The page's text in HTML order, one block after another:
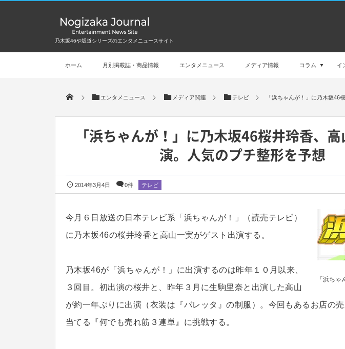
乃木坂46や坂道シリーズのエンタメニュースサイト
ホーム 月別掲載誌・商品情報 エンタメニュース メディア情報 コラム イ
エンタメニュース メディア関連 テレビ 「浜ちゃんが！」に乃木坂46
「浜ちゃんが！」に乃木坂46桜井玲香、
演。人気のプチ整形を予想
2014年3月4日 0件 テレビ
「浜ちゃ
今月６日放送の日本テレビ系「浜ちゃんが！」（読売テレビ）
に乃木坂46の桜井玲香と高山一実がゲスト出演する。
乃木坂46が「浜ちゃんが！」に出演するのは昨年１０月以来、
３回目。初出演の桜井と、昨年３月に生駒里奈と出演した高山
が約一年ぶりに出演（衣装は『バレッタ』の制服）。今回もあるお店の
当てる『何でも売れ筋３連単』に挑戦する。